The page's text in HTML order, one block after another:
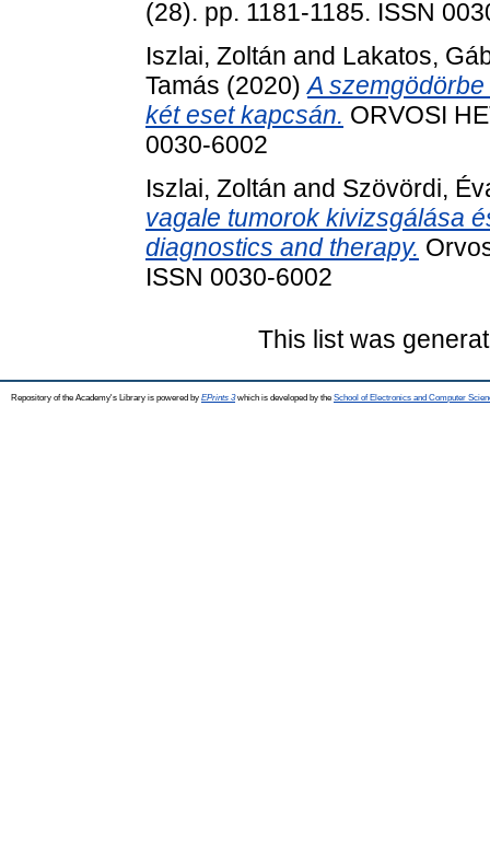
(28). pp. 1181-1185. ISSN
Iszlai, Zoltán and Lakatos,
Tamás (2020)A
két eset kapcsán. ORVOSI
0030-6002
Iszlai, Zoltán and Szövördi,
vagale tumorok kivizsgálása
diagnostics and therapy.
ISSN 0030-6002
This list was
Repository of the Academy's Library is powered by EPrints 3which is developed by the School of Electronics and Computer